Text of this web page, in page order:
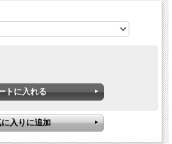
の挙動を抑える負担が減り、安全かつ確実に
ー・チームにもSuterClutchは何年も愛用さ
によって、アメリカではHINSONブランド
リッパークラッチ専用の特殊工具が必要な